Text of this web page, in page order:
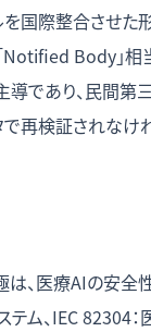
国際整合させた
Notified Body」
導であり、民間
検証されなけ
極は、医療AIの安
ム、IEC 82304